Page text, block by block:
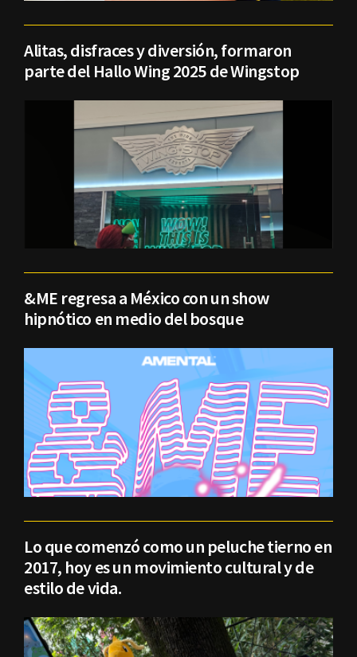
Alitas, disfraces y diversión, formaron
parte del Hallo Wing 2025 de Wingstop
&ME regresa a México con un show
hipnótico en medio del bosque
Lo que comenzó como un peluche tierno en
2017, hoy es un movimiento cultural y de
estilo de vida.